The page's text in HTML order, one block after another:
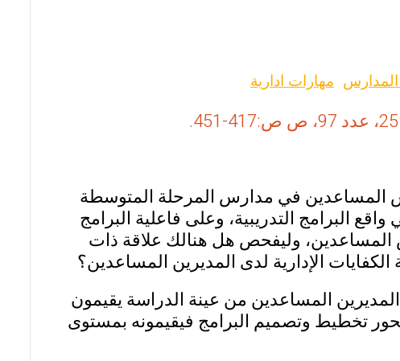
مهارات ادارية
المساعدين في مدارس المرحلة المتوسطة
البرامج التدريبية، وعلى فاعلية البرامج
المساعدين، وليفحص هل هنالك علاقة ذات
الكفايات الإدارية لدى المديرين المساعدين؟
المساعدين من عينة الدراسة يقيمون
تخطيط وتصميم البرامج فيقيمونه بمستوى